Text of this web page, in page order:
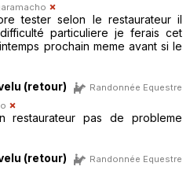
tester selon le restaurateur il
particuliere je ferais cet
prochain meme avant si le
(retour)
Randonnée Equestre
restaurateur pas de probleme
(retour)
Randonnée Equestre